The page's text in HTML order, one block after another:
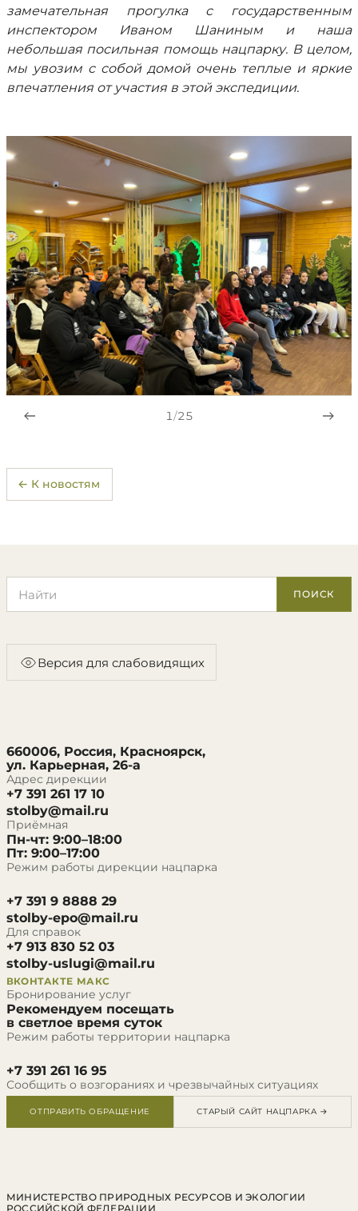
замечательная прогулка с государственным
инспектором Иваном Шаниным и наша
небольшая посильная помощь нацпарку. В целом,
мы увозим с собой домой очень теплые и яркие
впечатления от участия в этой экспедиции.
1/25
← К новостям
ПОИСК
Версия для слабовидящих
660006, Россия, Красноярск,
ул. Карьерная, 26-а
Адрес дирекции
+7 391 261 17 10
stolby@mail.ru
Приёмная
Пн-чт: 9:00–18:00
Пт: 9:00–17:00
Режим работы дирекции нацпарка
+7 391 9 8888 29
stolby-epo@mail.ru
Для справок
+7 913 830 52 03
stolby-uslugi@mail.ru
ВКОНТАКТЕ МАКС
Бронирование услуг
Рекомендуем посещать
в светлое время суток
Режим работы территории нацпарка
+7 391 261 16 95
Сообщить о возгораниях и чрезвычайных ситуациях
ОТПРАВИТЬ ОБРАЩЕНИЕ СТАРЫЙ САЙТ НАЦПАРКА →
МИНИСТЕРСТВО ПРИРОДНЫХ РЕСУРСОВ И ЭКОЛОГИИ
РОССИЙСКОЙ ФЕДЕРАЦИИ